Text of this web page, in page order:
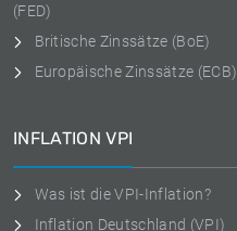
(FED)
Britische Zinssätze (BoE)
Europäische Zinssätze (ECB)
INFLATION VPI
Was ist die VPI-Inflation?
Inflation Deutschland (VPI)